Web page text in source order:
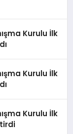
Kurulu İlk
Kurulu İlk
Kurulu İlk